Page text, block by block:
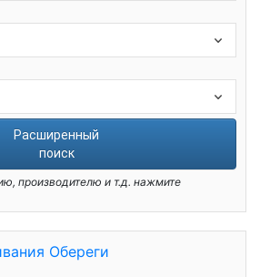
Расширенный
поиск
производителю и т.д. нажмите
Обереги